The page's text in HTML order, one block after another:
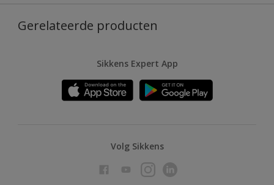
Gerelateerde producten
Sikkens Expert App
Volg Sikkens